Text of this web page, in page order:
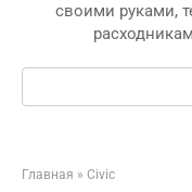
своими руками,
Главная » Civic